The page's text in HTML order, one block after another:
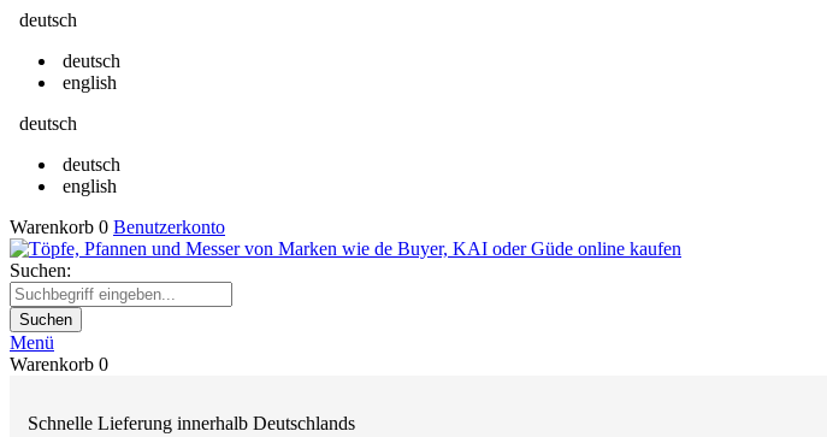
deutsch
deutsch
english
deutsch
deutsch
english
Warenkorb 0 Benutzerkonto
Suchen:
Suchen
Menü
Warenkorb 0
Schnelle Lieferung innerhalb Deutschlands